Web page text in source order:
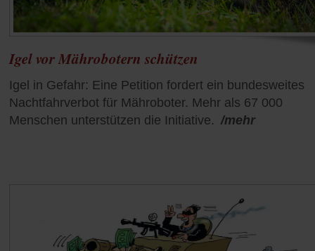
Igel vor Mährobotern schützen
Igel in Gefahr: Eine Petition fordert ein bundesweites
Nachtfahrverbot für Mähroboter. Mehr als 67 000
Menschen unterstützen die Initiative. /mehr